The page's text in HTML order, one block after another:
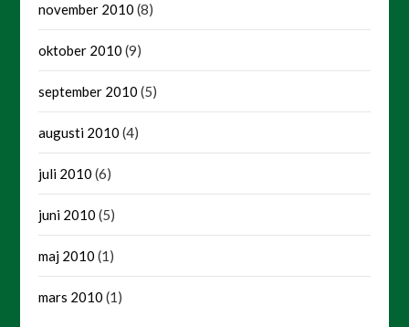
november 2010 (8)
oktober 2010 (9)
september 2010 (5)
augusti 2010 (4)
juli 2010 (6)
juni 2010 (5)
maj 2010 (1)
mars 2010 (1)